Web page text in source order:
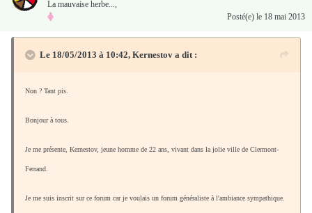
La mauvaise herbe...,
Posté(e) le 18 mai 2013
Le 18/05/2013 à 10:42, Kernestov a dit :
Non ? Tant pis.
Bonjour à tous.
Je me présente, Kernestov, jeune homme de 22 ans, vivant dans la jolie ville de Clermont-
Ferrand.
Je me suis inscrit sur ce forum car je voulais un forum généraliste à l'ambiance sympathique.